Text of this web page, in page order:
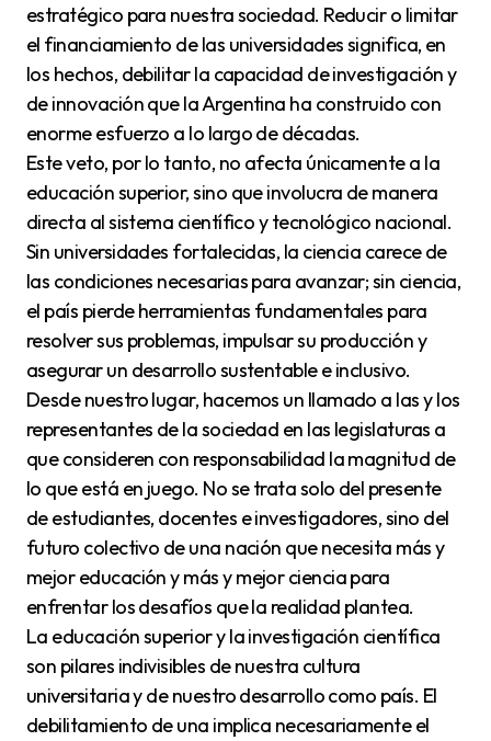
estratégico para nuestra sociedad. Reducir o limitar
el financiamiento de las universidades significa, en
los hechos, debilitar la capacidad de investigación y
de innovación que la Argentina ha construido con
enorme esfuerzo a lo largo de décadas.
Este veto, por lo tanto, no afecta únicamente a la
educación superior, sino que involucra de manera
directa al sistema científico y tecnológico nacional.
Sin universidades fortalecidas, la ciencia carece de
las condiciones necesarias para avanzar; sin ciencia,
el país pierde herramientas fundamentales para
resolver sus problemas, impulsar su producción y
asegurar un desarrollo sustentable e inclusivo.
Desde nuestro lugar, hacemos un llamado a las y los
representantes de la sociedad en las legislaturas a
que consideren con responsabilidad la magnitud de
lo que está en juego. No se trata solo del presente
de estudiantes, docentes e investigadores, sino del
futuro colectivo de una nación que necesita más y
mejor educación y más y mejor ciencia para
enfrentar los desafíos que la realidad plantea.
La educación superior y la investigación científica
son pilares indivisibles de nuestra cultura
universitaria y de nuestro desarrollo como país. El
debilitamiento de una implica necesariamente el